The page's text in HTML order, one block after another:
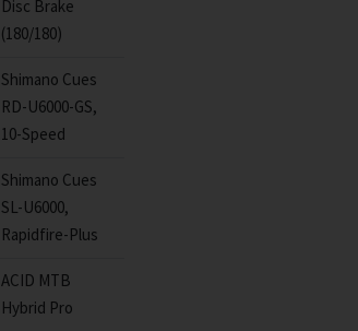
Disc Brake
(180/180)
Shimano Cues
RD-U6000-GS,
10-Speed
Shimano Cues
SL-U6000,
Rapidfire-Plus
ACID MTB
Hybrid Pro